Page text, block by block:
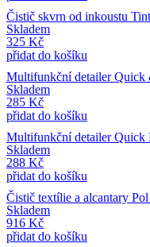
Čistič skvrn od inkoustu
Skladem
325 Kč
přidat do košíku
Multifunkční detailer Quick
Skladem
285 Kč
přidat do košíku
Multifunkční detailer Quick
Skladem
288 Kč
přidat do košíku
Čistič textílie a alcantary
Skladem
916 Kč
přidat do košíku